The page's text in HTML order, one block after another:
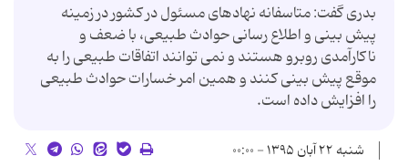
بدری گفت: متاسفانه نهادهای مسئول در کشور در زمینه
پیش بینی و اطلاع رسانی حوادث طبیعی، با ضعف و
ناکارآمدی روبرو هستند و نمی توانند اتفاقات طبیعی را به
موقع پیش بینی کنند و همین امر خسارات حوادث طبیعی
را افزایش داده است.
شنبه ۲۲ آبان ۱۳۹۵ - ۰۰:۰۰